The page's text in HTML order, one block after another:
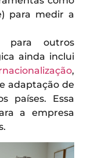
para medir a
para outros
ainda inclui
,
adaptação de
países. Essa
a empresa